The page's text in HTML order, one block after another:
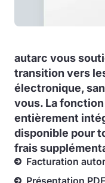
autarc vous
transition vers
électronique,
vous. La
entièrement
disponible pour
frais
Facturation
Présentation